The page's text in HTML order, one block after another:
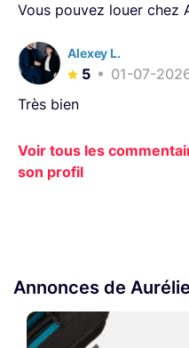
Vous pouvez louer chez
Alexey L.
5
01-07-
Très bien
Voir tous les
son profil
Annonces de